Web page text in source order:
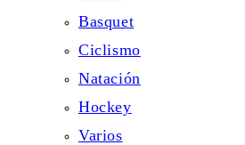
Basquet
Ciclismo
Natación
Hockey
Varios